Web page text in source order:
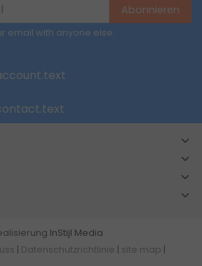
Abonnieren
email with anyone else.
InStijl Media
Datenschutzrichtlinie site map